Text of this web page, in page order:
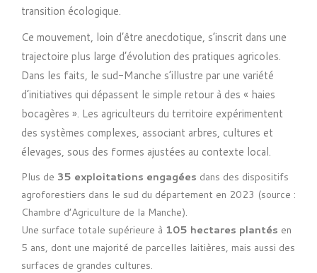
transition écologique.
Ce mouvement, loin d’être anecdotique, s’inscrit dans une
trajectoire plus large d’évolution des pratiques agricoles.
Dans les faits, le sud-Manche s’illustre par une variété
d’initiatives qui dépassent le simple retour à des « haies
bocagères ». Les agriculteurs du territoire expérimentent
des systèmes complexes, associant arbres, cultures et
élevages, sous des formes ajustées au contexte local.
Plus de 35 exploitations engagées dans des dispositifs
agroforestiers dans le sud du département en 2023 (source :
Chambre d’Agriculture de la Manche).
Une surface totale supérieure à 105 hectares plantés en
5 ans, dont une majorité de parcelles laitières, mais aussi des
surfaces de grandes cultures.